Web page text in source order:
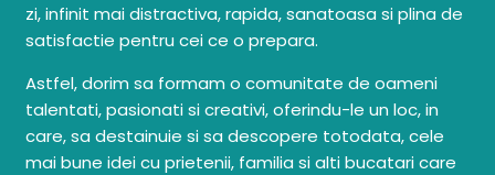
zi, infinit mai distractiva, rapida, sanatoasa si plina de
satisfactie pentru cei ce o prepara.
Astfel, dorim sa formam o comunitate de oameni
talentati, pasionati si creativi, oferindu-le un loc, in
care, sa destainuie si sa descopere totodata, cele
mai bune idei cu prietenii, familia si alti bucatari care